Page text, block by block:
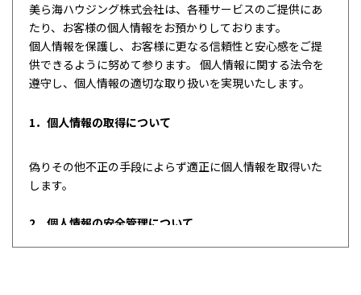
美ら海ハウジング株式会社は、各種サービスのご提供にあ
たり、お客様の個人情報をお預かりしております。
個人情報を保護し、お客様に更なる信頼性と安心感をご提
供できるように努めて参ります。 個人情報に関する法令を
遵守し、個人情報の適切な取り扱いを実現いたします。
1．個人情報の取得について
偽りその他不正の手段によらず適正に個人情報を取得いた
します。
2．個人情報の安全管理について